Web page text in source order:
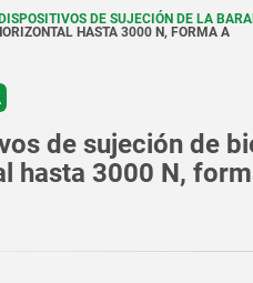
DE SUJECIÓN DE LA
HASTA 3000 N, FORMA A
de sujeción de
hasta 3000 N,